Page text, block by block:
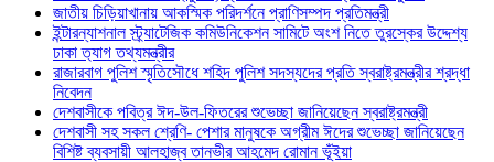
জাতীয় চিড়িয়াখানায় আকস্মিক পরিদর্শনে প্রাণিসম্পদ প্রতিমন্ত্রী
ইন্টারন্যাশনাল স্ট্র্যাটেজিক কমিউনিকেশন সামিটে অংশ নিতে তুরস্কের উদ্দেশ্য
ঢাকা ত‍্যাগ তথ্যমন্ত্রীর
রাজারবাগ পুলিশ স্মৃতিসৌধে শহিদ পুলিশ সদস্যদের প্রতি স্বরাষ্ট্রমন্ত্রীর শ্রদ্ধা
নিবেদন
দেশবাসীকে পবিত্র ঈদ-উল-ফিতরের শুভেচ্ছা জানিয়েছেন স্বরাষ্ট্রমন্ত্রী
দেশবাসী সহ সকল শ্রেণি- পেশার মানুষকে অগ্রীম ঈদের শুভেচ্ছা জানিয়েছেন
বিশিষ্ট ব্যবসায়ী আলহাজ্ব তানভীর আহমেদ রোমান ভূঁইয়া